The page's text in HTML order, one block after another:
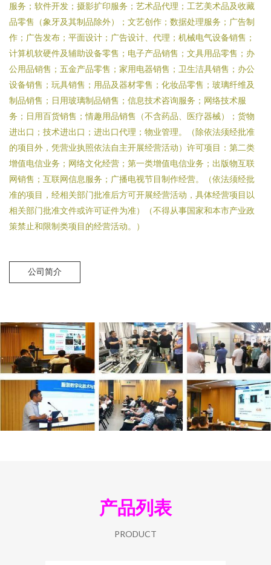
服务；软件开发；摄影扩印服务；艺术品代理；工艺美术品及收藏
品零售（象牙及其制品除外）；文艺创作；数据处理服务；广告制
作；广告发布；平面设计；广告设计、代理；机械电气设备销售；
计算机软硬件及辅助设备零售；电子产品销售；文具用品零售；办
公用品销售；五金产品零售；家用电器销售；卫生洁具销售；办公
设备销售；玩具销售；用品及器材零售；化妆品零售；玻璃纤维及
制品销售；日用玻璃制品销售；信息技术咨询服务；网络技术服
务；日用百货销售；情趣用品销售（不含药品、医疗器械）；货物
进出口；技术进出口；进出口代理；物业管理。（除依法须经批准
的项目外，凭营业执照依法自主开展经营活动）许可项目：第二类
增值电信业务；网络文化经营；第一类增值电信业务；出版物互联
网销售；互联网信息服务；广播电视节目制作经营。（依法须经批
准的项目，经相关部门批准后方可开展经营活动，具体经营项目以
相关部门批准文件或许可证件为准）（不得从事国家和本市产业政
策禁止和限制类项目的经营活动。）
公司简介
产品列表
PRODUCT